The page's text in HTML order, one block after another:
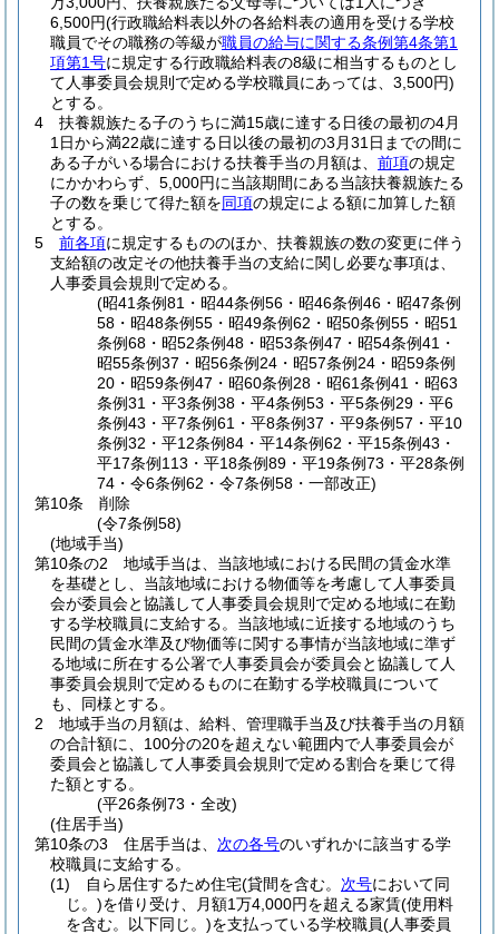
6,500円(行政職給料表以外の各給料表の適用を受ける学校
職員でその職務の等級が職員の給与に関する条例第4条第1
項第1号に規定する行政職給料表の8級に相当するものとし
て人事委員会規則で定める学校職員にあっては、3,500円)
とする。
4
扶養親族たる子のうちに満15歳に達する日後の最初の4月
1日から満22歳に達する日以後の最初の3月31日までの間に
ある子がいる場合における扶養手当の月額は、 前項の規定
にかかわらず、5,000円に当該期間にある当該扶養親族たる
子の数を乗じて得た額を同項の規定による額に加算した額
とする。
5
前各項に規定するもののほか、扶養親族の数の変更に伴う
支給額の改定その他扶養手当の支給に関し必要な事項は、
人事委員会規則で定める。
(昭41条例81・昭44条例56・昭46条例46・昭47条例
58・昭48条例55・昭49条例62・昭50条例55・昭51
条例68・昭52条例48・昭53条例47・昭54条例41・
昭55条例37・昭56条例24・昭57条例24・昭59条例
20・昭59条例47・昭60条例28・昭61条例41・昭63
条例31・平3条例38・平4条例53・平5条例29・平6
条例43・平7条例61・平8条例37・平9条例57・平10
条例32・平12条例84・平14条例62・平15条例43・
平17条例113・平18条例89・平19条例73・平28条例
74・令6条例62・令7条例58・一部改正)
第10条
削除
(令7条例58)
(地域手当)
第10条の2
地域手当は、当該地域における民間の賃金水準
を基礎とし、当該地域における物価等を考慮して人事委員
会が委員会と協議して人事委員会規則で定める地域に在勤
する学校職員に支給する。 当該地域に近接する地域のうち
民間の賃金水準及び物価等に関する事情が当該地域に準ず
る地域に所在する公署で人事委員会が委員会と協議して人
事委員会規則で定めるものに在勤する学校職員について
も、同様とする。
2
地域手当の月額は、給料、管理職手当及び扶養手当の月額
の合計額に、100分の20を超えない範囲内で人事委員会が
委員会と協議して人事委員会規則で定める割合を乗じて得
た額とする。
(平26条例73・全改)
(住居手当)
第10条の3
住居手当は、 次の各号のいずれかに該当する学
校職員に支給する。
(1)
自ら居住するため住宅(貸間を含む。 次号において同
じ。)を借り受け、月額1万4,000円を超える家賃(使用料
を含む。以下同じ。)を支払っている学校職員(人事委員